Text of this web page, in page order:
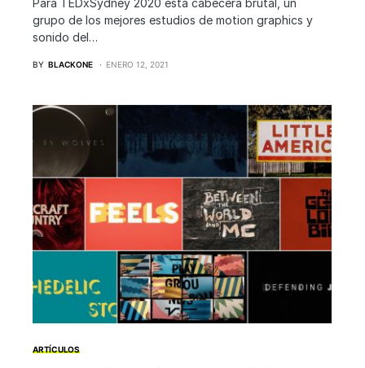
Para TEDxSydney 2020 esta cabecera brutal, un
grupo de los mejores estudios de motion graphics y
sonido del…
BY BLACKONE ENERO 12, 2021
ARTÍCULOS